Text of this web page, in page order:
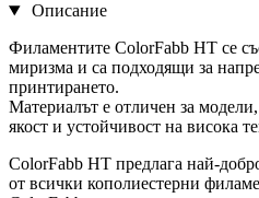
Описание
Филаментите ColorFabb HT се
миризма и са подходящи за
принтирането.
Материалът е отличен за
якост и устойчивост на висока
ColorFabb HT предлага най-
от всички кополиестерни